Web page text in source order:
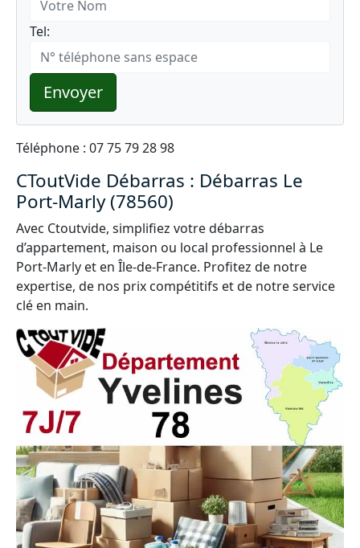
Tel:
Envoyer
Téléphone : 07 75 79 28 98
CToutVide Débarras : Débarras Le
Port-Marly (78560)
Avec Ctoutvide, simplifiez votre débarras
d’appartement, maison ou local professionnel à Le
Port-Marly et en Île-de-France. Profitez de notre
expertise, de nos prix compétitifs et de notre service
clé en main.